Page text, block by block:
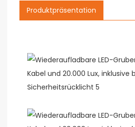
Produktpräsentation